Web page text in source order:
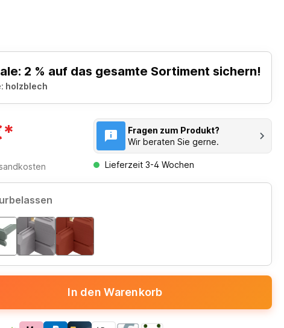
2 % auf das gesamte Sortiment sichern!
holzblech
Fragen zum Produkt?
Wir beraten Sie gerne.
Lieferzeit 3-4 Wochen
In den Warenkorb